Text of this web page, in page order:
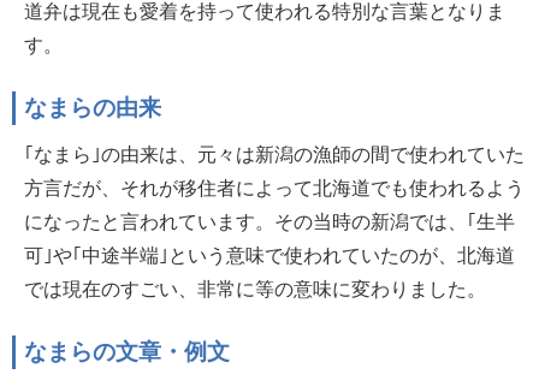
道弁は現在も愛着を持って使われる特別な言葉となりま
す。
なまらの由来
｢なまら｣の由来は、元々は新潟の漁師の間で使われていた
方言だが、それが移住者によって北海道でも使われるよう
になったと言われています。その当時の新潟では、｢生半
可｣や｢中途半端｣という意味で使われていたのが、北海道
では現在のすごい、非常に等の意味に変わりました。
なまらの文章・例文